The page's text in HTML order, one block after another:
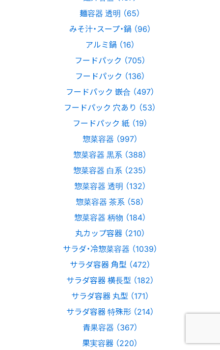
麺容器 透明 （65）
みそ汁・スープ・鍋 （96）
アルミ鍋 （16）
フードパック （705）
フードパック （136）
フードパック 嵌合 （497）
フードパック 穴あり （53）
フードパック 紙 （19）
惣菜容器 （997）
惣菜容器 黒系 （388）
惣菜容器 白系 （235）
惣菜容器 透明 （132）
惣菜容器 茶系 （58）
惣菜容器 柄物 （184）
丸カップ容器 （210）
サラダ・冷惣菜容器 （1039）
サラダ容器 角型 （472）
サラダ容器 横長型 （182）
サラダ容器 丸型 （171）
サラダ容器 特殊形 （214）
青果容器 （367）
果実容器 （220）